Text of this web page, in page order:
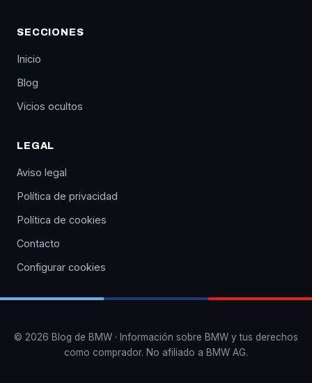
SECCIONES
Inicio
Blog
Vicios ocultos
LEGAL
Aviso legal
Política de privacidad
Política de cookies
Contacto
Configurar cookies
© 2026 Blog de BMW · Información sobre BMW y tus derechos
como comprador. No afiliado a BMW AG.